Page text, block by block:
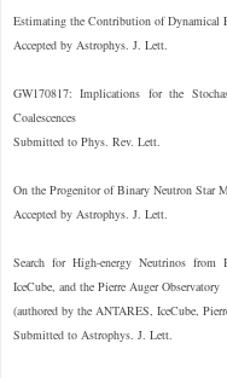
Estimating the Contribution of Dynamical
Accepted by Astrophys. J. Lett.
GW170817: Implications for the
Coalescences
Submitted to Phys. Rev. Lett.
On the Progenitor of Binary Neutron Star
Accepted by Astrophys. J. Lett.
Search for High-energy Neutrinos
IceCube, and the Pierre Auger Observatory
(authored by the ANTARES, IceCube,
Submitted to Astrophys. J. Lett.